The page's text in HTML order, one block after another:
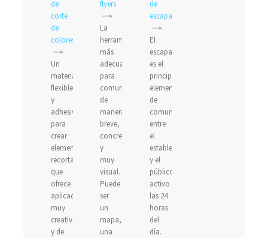
de
corte
de
colores
Un
material
flexible
y
adhesivo
para
crear
elementos
recortados
que
ofrece
aplicaciones
muy
creativas
y de
flyers
La
herramienta
más
adecuada
para
comunicarse
de
manera
breve,
concreta
y
muy
visual.
Puede
ser
un
mapa,
una
de
escaparates
El
escaparate
es el
principal
elemento
de
comunicación
entre
el
establecimiento
y el
público,
activo
las 24
horas
del
día.